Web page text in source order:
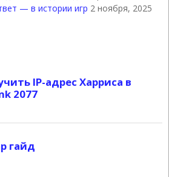
— в истории игр 2 ноября, 2025